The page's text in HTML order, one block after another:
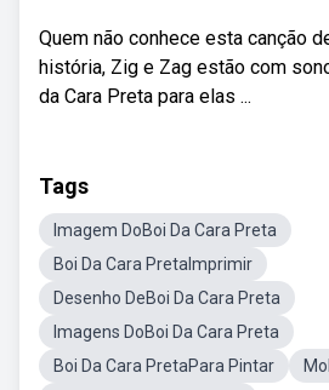
Quem não conhece esta canção
história, Zig e Zag estão com
da Cara Preta para elas ...
Tags
Imagem DoBoi Da Cara Preta
Boi Da Cara PretaImprimir
Desenho DeBoi Da Cara Preta
Imagens DoBoi Da Cara Preta
Boi Da Cara PretaPara Pintar